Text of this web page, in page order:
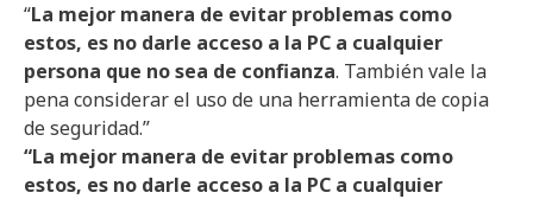
“La mejor manera de evitar problemas como
estos, es no darle acceso a la PC a cualquier
persona que no sea de confianza. También vale la
pena considerar el uso de una herramienta de copia
de seguridad.”
“La mejor manera de evitar problemas como
estos, es no darle acceso a la PC a cualquier